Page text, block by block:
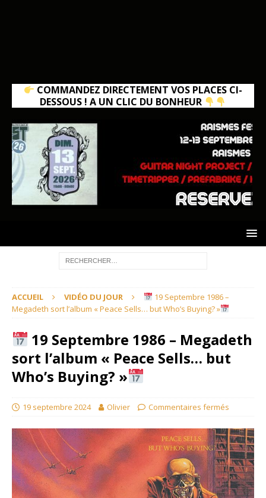
COMMANDEZ DIRECTEMENT VOS PLACES CI-
DESSOUS ! A UN CLIC DU BONHEUR
ACCUEIL VIDÉO DU JOUR
19 Septembre 1986 –
Megadeth sort l’album « Peace Sells… but Who’s Buying? »
19 Septembre 1986 – Megadeth
sort l’album « Peace Sells… but
Who’s Buying? »
19 septembre 2024 Olivier Commentaires fermés